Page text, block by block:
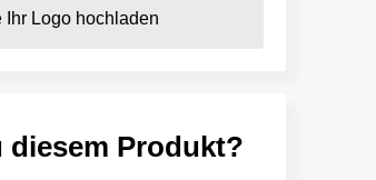
Ihr Logo hochladen
diesem Produkt?